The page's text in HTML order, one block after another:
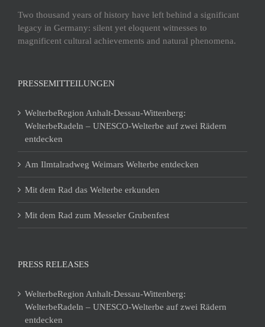
Two thousand years of history have left behind a significant
legacy in Germany: silent yet eloquent witnesses to
magnificent cultural achievements and natural phenomena.
PRESSEMITTEILUNGEN
WelterbeRegion Anhalt-Dessau-Wittenberg:
WelterbeRadeln – UNESCO-Welterbe auf zwei Rädern
entdecken
Am Ilmtalradweg Weimars Welterbe entdecken
Mit dem Rad das Welterbe erkunden
Mit dem Rad zum Messeler Grubenfest
PRESS RELEASES
WelterbeRegion Anhalt-Dessau-Wittenberg:
WelterbeRadeln – UNESCO-Welterbe auf zwei Rädern
entdecken